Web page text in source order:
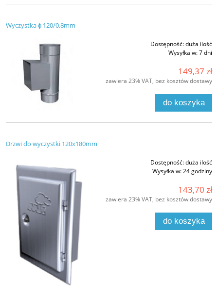
Wyczystka ϕ 120/0,8mm
Dostępność:duża ilość
Wysyłka w:7 dni
149,37 zł
zawiera 23% VAT, bez kosztów dostawy
do koszyka
Drzwi do wyczystki 120x180mm
Dostępność:duża ilość
Wysyłka w:24 godziny
143,70 zł
zawiera 23% VAT, bez kosztów dostawy
do koszyka